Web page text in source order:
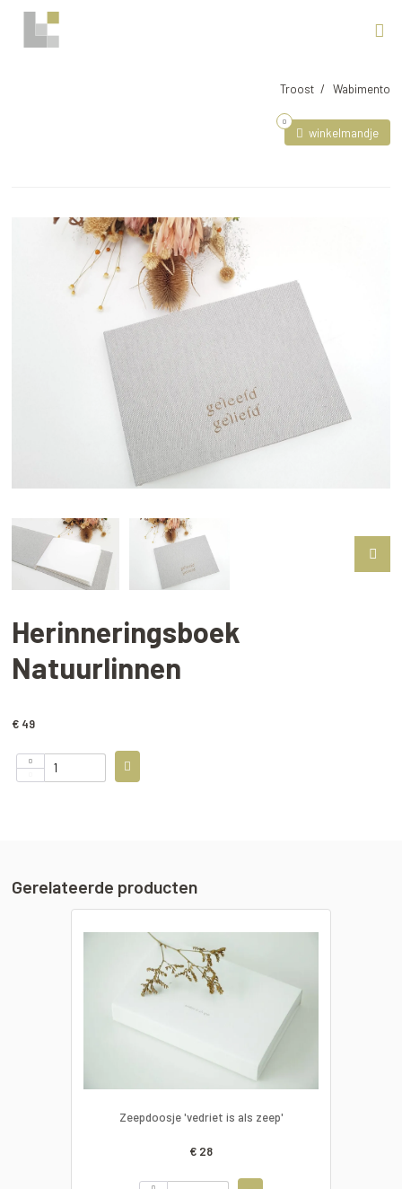
Troost Wabimento
winkelmandje
0
Herinneringsboek
Natuurlinnen
€ 49
Gerelateerde producten
Zeepdoosje 'vedriet is als zeep'
€ 28